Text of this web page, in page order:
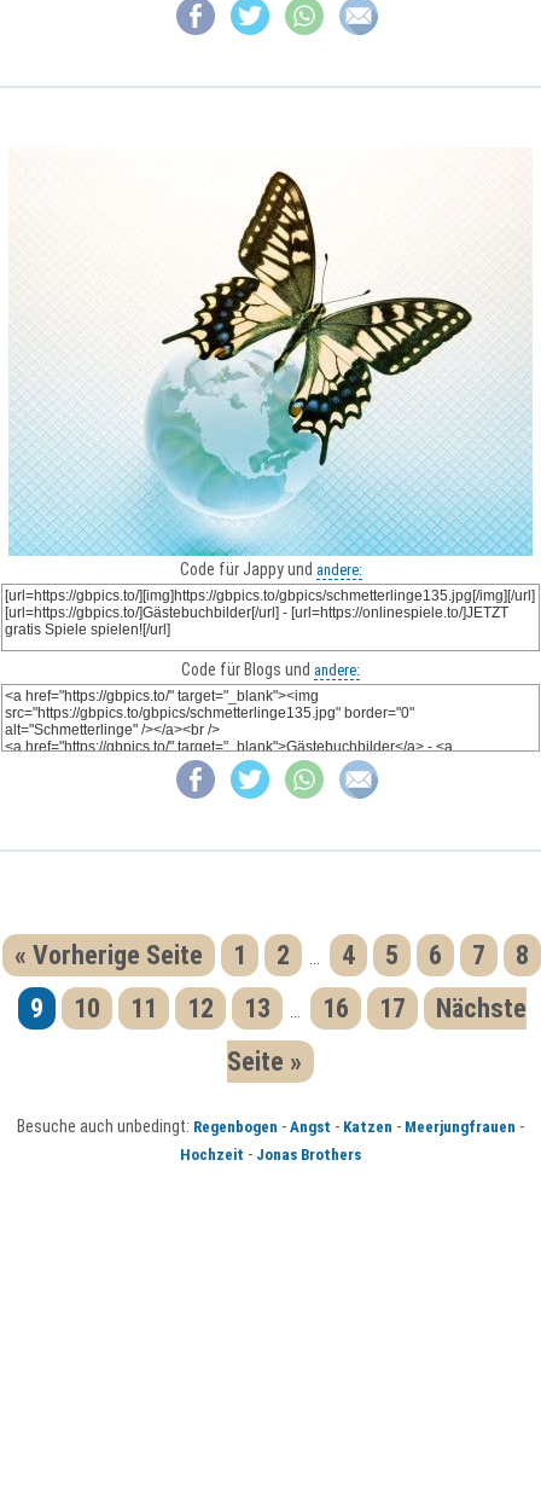
Code für Jappy und andere:
Code für Blogs und andere:
« Vorherige Seite 1 2 ... 4 5 6 7
8
9
10 11 12 13 ... 16 17
Nächste
Seite »
Besuche auch unbedingt: Regenbogen - Angst - Katzen - Meerjungfrauen -
Hochzeit - Jonas Brothers